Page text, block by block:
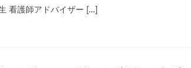
看護師アドバイザー […]